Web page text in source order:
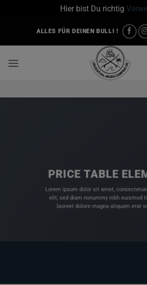
Hier bist Du richtig
springen
ALLES FÜR DEINEN BULLI !
PRICE TABLE
Lorem ipsum dolor sit amet,
elit, sed diam nonummy nibh euismod
laoreet dolore magna aliquam erat